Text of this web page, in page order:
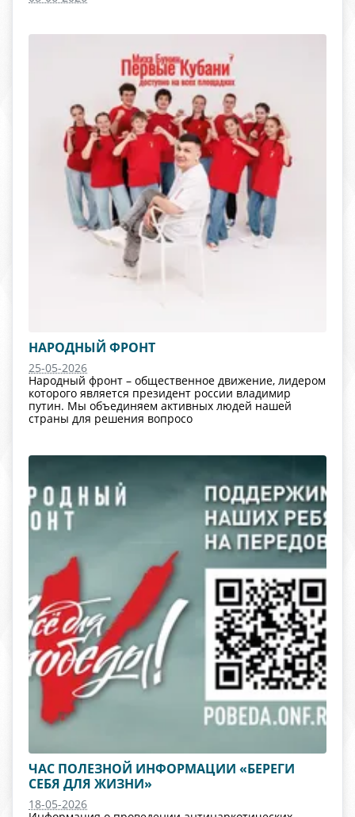
НАРОДНЫЙ ФРОНТ
25-05-2026
Народный фронт – общественное движение, лидером
которого является президент россии владимир
путин. Мы объединяем активных людей нашей
страны для решения вопросо
ЧАС ПОЛЕЗНОЙ ИНФОРМАЦИИ «БЕРЕГИ
СЕБЯ ДЛЯ ЖИЗНИ»
18-05-2026